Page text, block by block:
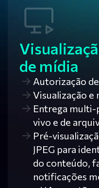
de mídia
Autorização
Visualização e
Entrega
vivo e de
Pré-
JPEG para
do conteúdo,
notificações